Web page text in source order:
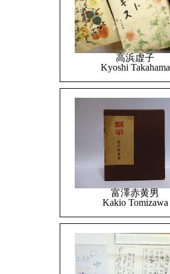
高浜虚子
Kyoshi Takahama
富澤赤黄男
Kakio Tomizawa